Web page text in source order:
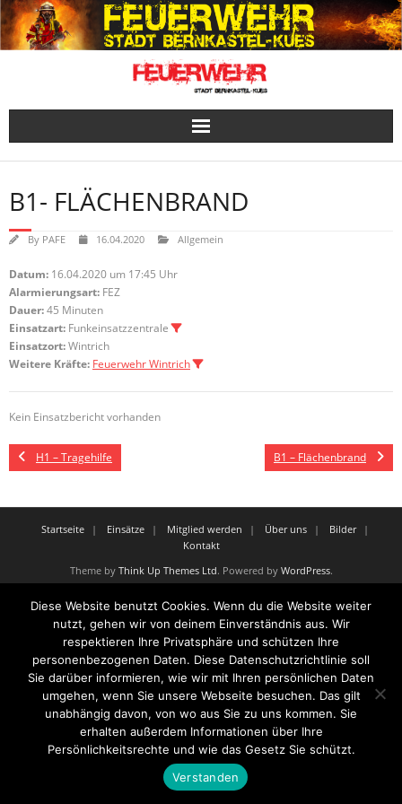
Skip
to
content
B1- FLÄCHENBRAND
By PAFE 16.04.2020 Allgemein
Datum: 16.04.2020 um 17:45 Uhr
Alarmierungsart: FEZ
Dauer:45 Minuten
Einsatzart: Funkeinsatzzentrale
Einsatzort:Wintrich
Weitere Kräfte: Feuerwehr Wintrich
Kein Einsatzbericht vorhanden
H1 – Tragehilfe B1 – Flächenbrand
Startseite Einsätze Mitglied werden Über uns
Bilder
Kontakt
Theme by Think Up Themes Ltd. Powered by WordPress.
Diese Website benutzt Cookies. Wenn du die Website weiter
nutzt, gehen wir von deinem Einverständnis aus. Wir
respektieren Ihre Privatsphäre und schützen Ihre
personenbezogenen Daten. Diese Datenschutzrichtlinie soll
Sie darüber informieren, wie wir mit Ihren persönlichen Daten
umgehen, wenn Sie unsere Webseite besuchen. Das gilt
unabhängig davon, von wo aus Sie zu uns kommen. Sie
erhalten außerdem Informationen über Ihre
Persönlichkeitsrechte und wie das Gesetz Sie schützt.
Verstanden